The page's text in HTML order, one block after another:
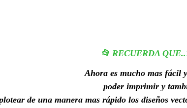
📂 RECUERDA
Ahora es mucho mas fácil
poder imprimir y
de una manera mas rápido los diseños